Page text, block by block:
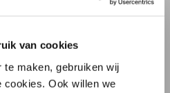
van cookies
te maken, gebruiken wij
cookies. Ook willen we